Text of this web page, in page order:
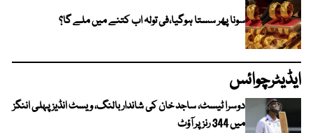
سونا پھر سستا ہوگیا،فی تولہ اب کتنے میں ملے گا؟
ایڈیٹرچوائس
دوسرا ٹیسٹ، ساجد خان کی شاندار بالنگ، ویسٹ انڈیز پہلی اننگز
میں 344 رنز پر آؤٹ